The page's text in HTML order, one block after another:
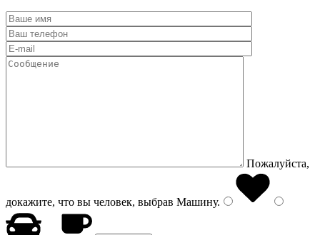
Пожалуйста,
докажите, что вы человек, выбрав Машину.